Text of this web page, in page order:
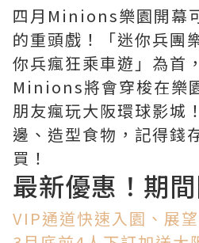
四月Minions樂園開幕
的重頭戲！「迷你兵團
你兵瘋狂乘車遊」為首
Minions將會穿梭在樂
朋友瘋玩大阪環球影城
邊、造型食物，記得錢
買！
最新優惠！期間
VIP通道快速入園、展